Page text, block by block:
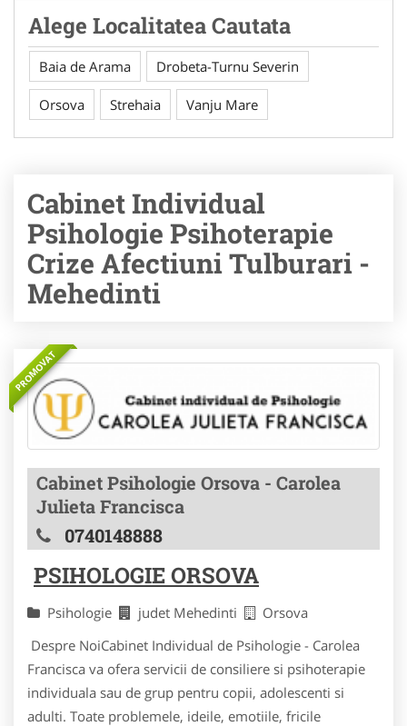
Alege Localitatea Cautata
Baia de Arama Drobeta-Turnu Severin
Orsova Strehaia Vanju Mare
Cabinet Individual
Psihologie Psihoterapie
Crize Afectiuni Tulburari -
Mehedinti
PROMOVAT
Cabinet Psihologie Orsova - Carolea
Julieta Francisca
0740148888
PSIHOLOGIE ORSOVA
Psihologie judet Mehedinti
Orsova
Despre NoiCabinet Individual de Psihologie - Carolea
Francisca va ofera servicii de consiliere si psihoterapie
individuala sau de grup pentru copii, adolescenti si
adulti. Toate problemele, ideile, emotiile, fricile